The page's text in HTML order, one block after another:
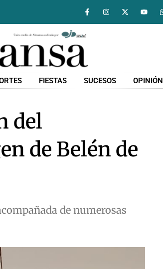
FIESTAS SUCESOS OPINIÓN
del
de Belén de
de numerosas